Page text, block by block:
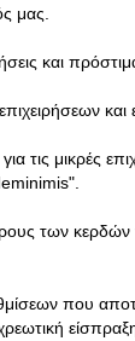
μας.
και
και
τις μικρές
των
που